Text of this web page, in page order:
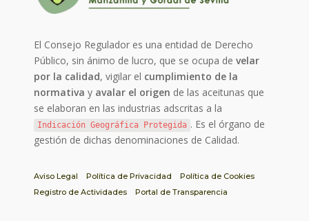
El Consejo Regulador es una entidad de Derecho
Público, sin ánimo de lucro, que se ocupa develar
por la calidad, vigilar el cumplimiento de la
normativa y avalar el origen de las aceitunas que
se elaboran en las industrias adscritas a la
Indicación Geográfica Protegida . Es el órgano de
gestión de dichas denominaciones de Calidad.
Aviso Legal Política de Privacidad
Política de Cookies
Registro de Actividades
Portal de Transparencia